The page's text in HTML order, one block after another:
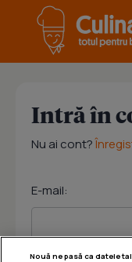
Intră în
Nu ai cont?
E-mail:
Nouă ne pasă ca datele